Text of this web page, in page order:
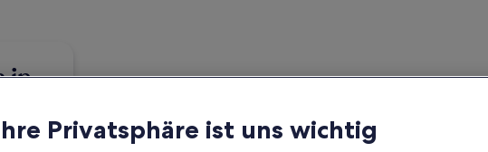
in
Privatsphäre ist uns wichtig